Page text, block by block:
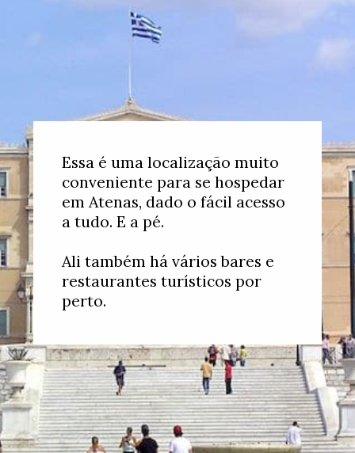
Essa é uma localização muito
conveniente para se hospedar
em Atenas, dado o fácil acesso
a tudo. E a pé.
Ali também há vários bares e
restaurantes turísticos por
perto.